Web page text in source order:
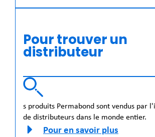
Pour trouver un
distributeur
s produits Permabond sont vendus par
de distributeurs dans le monde entier.
Pour en savoir plus